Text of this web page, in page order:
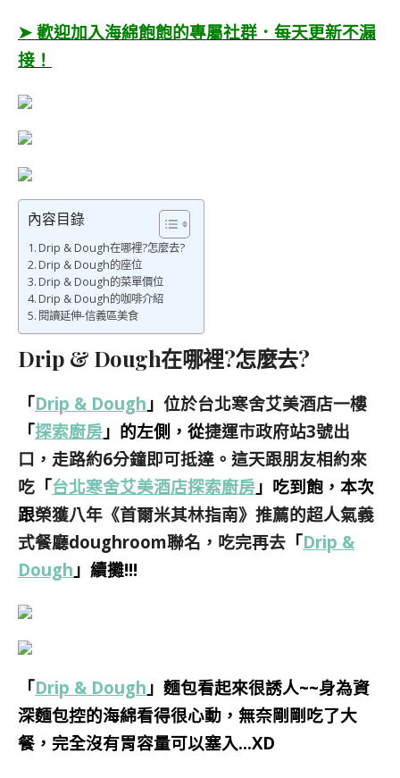
➤ 歡迎加入海綿飽飽的專屬社群．每天更新不漏
接！
內容目錄
Drip & Dough在哪裡?怎麼去?
Drip & Dough的座位
Drip & Dough的菜單價位
Drip & Dough的咖啡介紹
閱讀延伸-信義區美食
Drip & Dough在哪裡?怎麼去?
「Drip & Dough 」 位於台北寒舍艾美酒店一樓
「探索廚房 」的左側，從捷運市政府站3號出
口，走路約6分鐘即可抵達。這天跟朋友相約來
吃 「台北寒舍艾美酒店探索廚房 」吃到飽，本次
跟榮獲八年《首爾米其林指南》推薦的超人氣義
式餐廳doughroom聯名，吃完再去 「Drip &
Dough 」 續攤!!!
「Drip & Dough 」麵包看起來很誘人~~身為資
深麵包控的海綿看得很心動，無奈剛剛吃了大
餐，完全沒有胃容量可以塞入…XD